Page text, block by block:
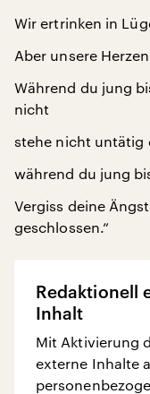
Wir ertrinken in
Aber unsere
Während du jung
nicht
stehe nicht untätig
während du jung
Vergiss deine
geschlossen.“
Redaktionell
Inhalt
Mit Aktivierung
externe Inhalte